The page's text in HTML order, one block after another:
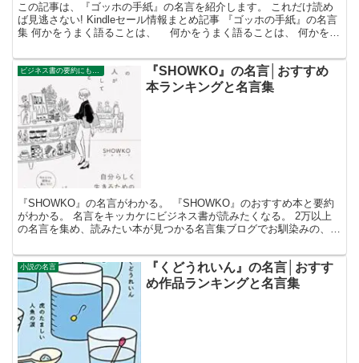
この記事は、『ゴッホの手紙』の名言を紹介します。 これだけ読め
ば見逃さない! Kindleセール情報まとめ記事 『ゴッホの手紙』の名言
集 何かをうまく語ることは、 何かをうまく語ることは、 何かをう
ビジネス書の要約にもなる名言集
『SHOWKO』の名言│おすすめ
本ランキングと名言集
『SHOWKO』の名言がわかる。 『SHOWKO』のおすすめ本と要約
がわかる。 名言をキッカケにビジネス書が読みたくなる。 2万以上
の名言を集め、読みたい本が見つかる名言集ブログでお馴染みの、名
小説の名言
『くどうれいん』の名言│おすす
め作品ランキングと名言集